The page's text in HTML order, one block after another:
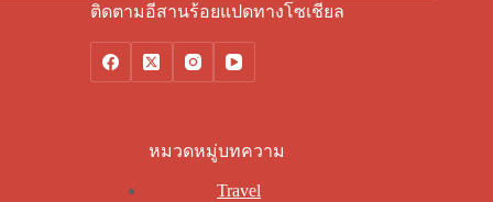
ติดตามอีสานร้อยแปดทางโซเชียล
หมวดหมู่บทความ
Travel